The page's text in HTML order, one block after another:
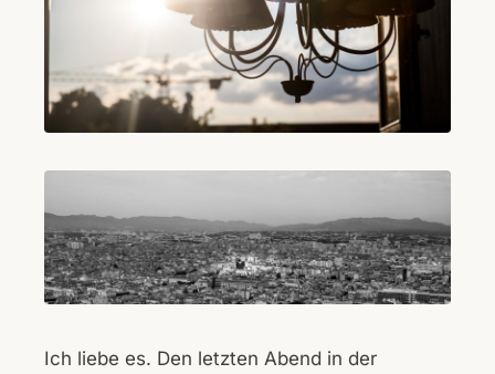
Ich liebe es. Den letzten Abend in der